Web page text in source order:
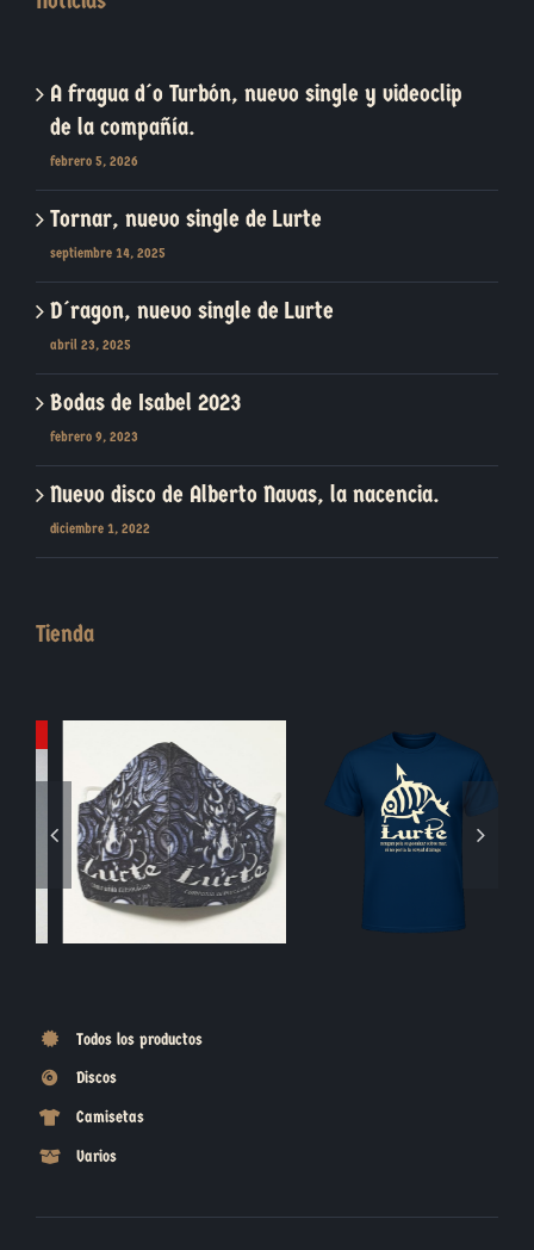
A fragua d´o Turbón, nuevo single y videoclip
de la compañía.
febrero 5, 2026
Tornar, nuevo single de Lurte
septiembre 14, 2025
D´ragon, nuevo single de Lurte
abril 23, 2025
Bodas de Isabel 2023
febrero 9, 2023
Nuevo disco de Alberto Navas, la nacencia.
diciembre 1, 2022
Tienda
Blasón Piedra Moneda Jabalí
Todos los productos
Discos
Camisetas
Varios